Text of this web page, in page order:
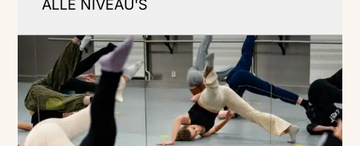
ALLE NIVEAU'S